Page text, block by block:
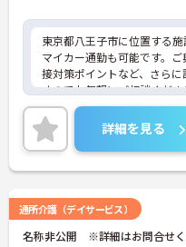
東京都八王子市に位置する施
マイカー通勤も可能です。
接対策ポイントなど、さら
すのでお気軽にご相談くださ
詳細を見る
通所介護（デイサービス）
名称非公開 ※詳細はお問合せ